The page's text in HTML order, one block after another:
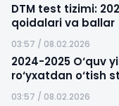
DTM test tizimi:
qoidalari va ballar
03:57 / 08.02.2026
2024-2025 O‘quv
ro‘yxatdan o‘tish
03:57 / 08.02.2026